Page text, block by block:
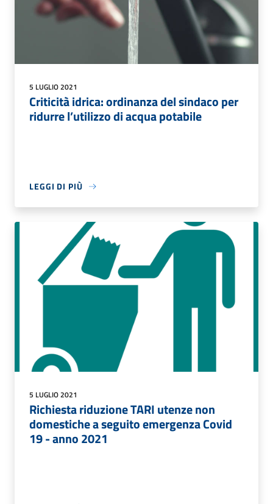
5 LUGLIO 2021
Criticità idrica: ordinanza del sindaco per
ridurre l’utilizzo di acqua potabile
LEGGI DI PIÙ
5 LUGLIO 2021
Richiesta riduzione TARI utenze non
domestiche a seguito emergenza Covid
19 - anno 2021